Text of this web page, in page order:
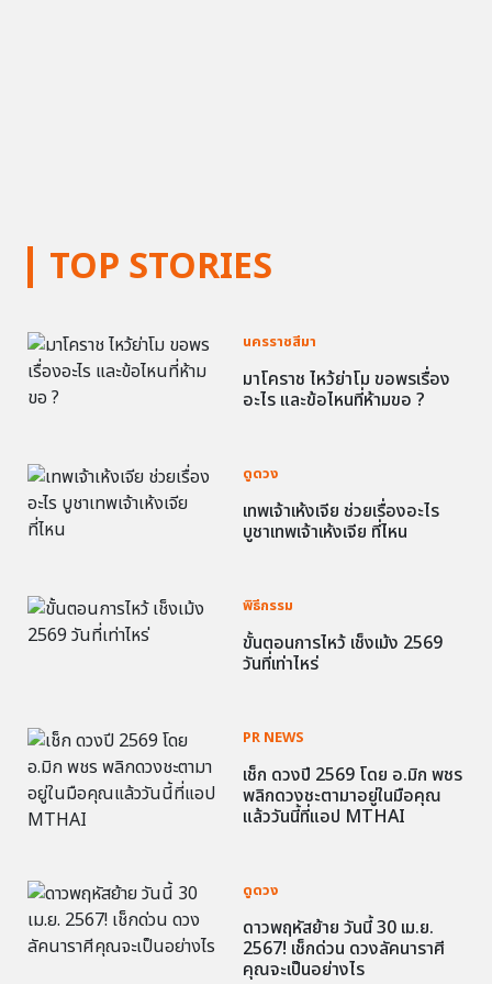
TOP STORIES
นครราชสีมา
มาโคราช ไหว้ย่าโม ขอพรเรื่อง
อะไร และข้อไหนที่ห้ามขอ ?
ดูดวง
เทพเจ้าเห้งเจีย ช่วยเรื่องอะไร
บูชาเทพเจ้าเห้งเจีย ที่ไหน
พิธีกรรม
ขั้นตอนการไหว้ เช็งเม้ง 2569
วันที่เท่าไหร่
PR NEWS
เช็ก ดวงปี 2569 โดย อ.มิก พชร
พลิกดวงชะตามาอยู่ในมือคุณ
แล้ววันนี้ที่แอป MTHAI
ดูดวง
ดาวพฤหัสย้าย วันนี้ 30 เม.ย.
2567! เช็กด่วน ดวงลัคนาราศี
คุณจะเป็นอย่างไร